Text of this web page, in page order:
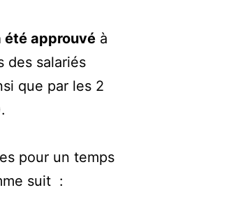
été approuvé à
des salariés
que par les 2
pour un temps
suit :